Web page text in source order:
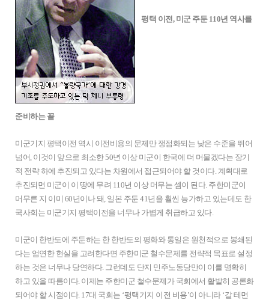
평택 이전, 미군 주둔 110년 역사를
준비하는 꼴
미군기지 평택이전 역시 이전비용의 문제만 쟁점화되는 낮은 수준을 뛰어
넘어, 이것이 앞으로 최소한 50년 이상 미군이 한국에 더 머물겠다는 장기
적 전략 하에 추진되고 있다는 차원에서 접근되어야 할 것이다. 계획대로
추진되면 미군이 이 땅에 무려 110년 이상 머무는 셈이 된다. 주한미군이
머무른 지 이미 60년이나 돼, 일본 주둔 41년을 훨씬 능가하고 있는데도 한
국사회는 미군기지 평택이전을 너무나 가볍게 취급하고 있다.
미군이 한반도에 주둔하는 한 한반도의 평화와 통일은 원천적으로 봉쇄된
다는 엄연한 현실을 고려한다면 주한미군 철수문제를 전략적 목표로 설정
하는 것은 너무나 당연하다. 그런데도 단지 민주노동당만이 이를 명확히
하고 있을 따름이다. 이제는 주한미군 철수문제가 국회에서 활발히 공론화
되어야 할 시점이다. 17대 국회는 ‘평택기지 이전 비용’이 아니라 ‘갈 테면